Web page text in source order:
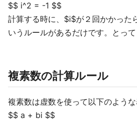
$$ i^2 = -1 $$
計算する時に、$i$が２回かかった
いうルールがあるだけです。とって
複素数の計算ルール
複素数は虚数を使って以下のような
$$ a + bi $$